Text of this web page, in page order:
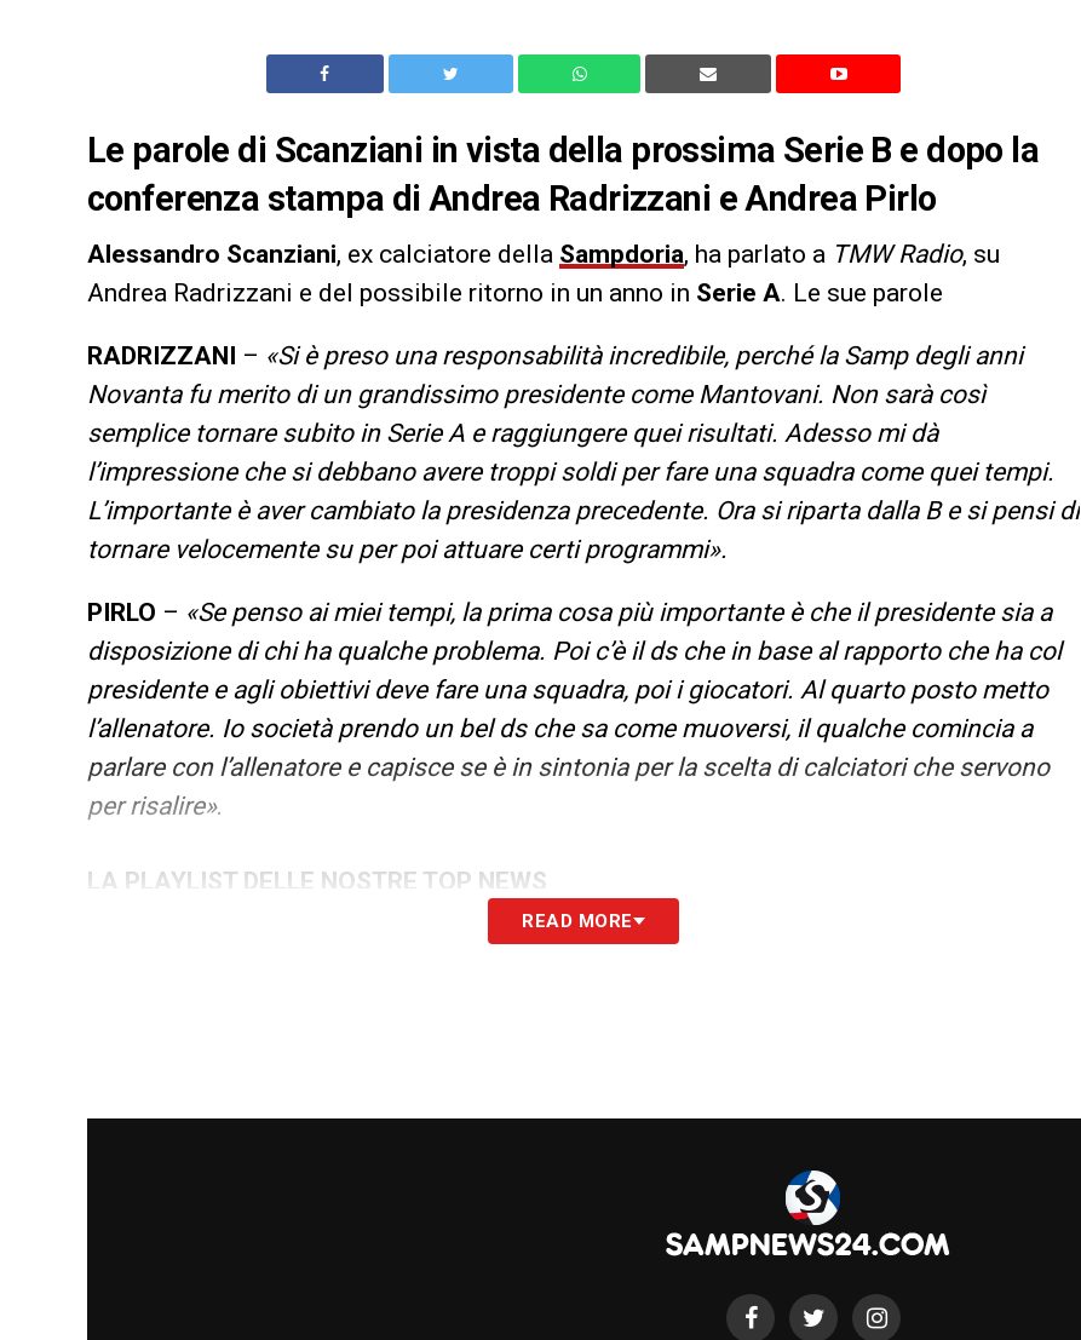
Le parole di Scanziani in vista della prossima Serie B e dopo la
conferenza stampa di Andrea Radrizzani e Andrea Pirlo
Alessandro Scanziani, ex calciatore della Sampdoria, ha parlato a TMW Radio, su
Andrea Radrizzani e del possibile ritorno in un anno in Serie A. Le sue parole
RADRIZZANI – «Si è preso una responsabilità incredibile, perché la Samp degli anni
Novanta fu merito di un grandissimo presidente come Mantovani. Non sarà così
semplice tornare subito in Serie A e raggiungere quei risultati. Adesso mi dà
l’impressione che si debbano avere troppi soldi per fare una squadra come quei tempi.
L’importante è aver cambiato la presidenza precedente. Ora si riparta dalla B e si pensi di
tornare velocemente su per poi attuare certi programmi».
PIRLO – «Se penso ai miei tempi, la prima cosa più importante è che il presidente sia a
disposizione di chi ha qualche problema. Poi c’è il ds che in base al rapporto che ha col
presidente e agli obiettivi deve fare una squadra, poi i giocatori. Al quarto posto metto
l’allenatore. Io società prendo un bel ds che sa come muoversi, il qualche comincia a
parlare con l’allenatore e capisce se è in sintonia per la scelta di calciatori che servono
per risalire».
LA PLAYLIST DELLE NOSTRE TOP NEWS
READ MORE